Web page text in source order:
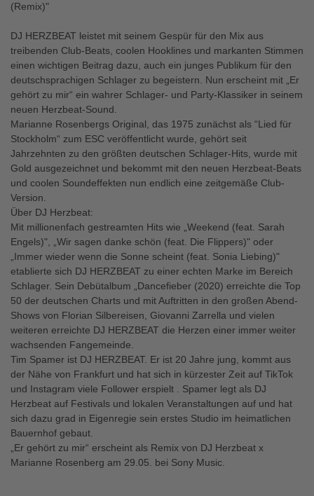
(Remix)"
DJ HERZBEAT leistet mit seinem Gespür für den Mix aus
treibenden Club-Beats, coolen Hooklines und markanten Stimmen
einen wichtigen Beitrag dazu, auch ein junges Publikum für den
deutschsprachigen Schlager zu begeistern. Nun erscheint mit „Er
gehört zu mir“ ein wahrer Schlager- und Party-Klassiker in seinem
neuen Herzbeat-Sound.
Marianne Rosenbergs Original, das 1975 zunächst als “Lied für
Stockholm“ zum ESC veröffentlicht wurde, gehört seit
Jahrzehnten zu den größten deutschen Schlager-Hits, wurde mit
Gold ausgezeichnet und bekommt mit den neuen Herzbeat-Beats
und coolen Soundeffekten nun endlich eine zeitgemäße Club-
Version.
Über DJ Herzbeat:
Mit millionenfach gestreamten Hits wie „Weekend (feat. Sarah
Engels)", „Wir sagen danke schön (feat. Die Flippers)" oder
„Immer wieder wenn die Sonne scheint (feat. Sonia Liebing)"
etablierte sich DJ HERZBEAT zu einer echten Marke im Bereich
Schlager. Sein Debütalbum „Dancefieber (2020) erreichte die Top
50 der deutschen Charts und mit Auftritten in den großen Abend-
Shows von Florian Silbereisen, Giovanni Zarrella und vielen
weiteren erreichte DJ HERZBEAT die Herzen einer immer weiter
wachsenden Fangemeinde.
Tim Spamer ist DJ HERZBEAT. Er ist 20 Jahre jung, kommt aus
der Nähe von Frankfurt und hat sich in kürzester Zeit auf TikTok
und Instagram viele Follower erspielt . Spamer legt als DJ
Herzbeat auf Festivals und lokalen Veranstaltungen auf und hat
sich dazu grad in Eigenregie sein erstes Studio im heimatlichen
Bauernhof gebaut.
„Er gehört zu mir“ erscheint als Remix von DJ Herzbeat x
Marianne Rosenberg am 29.05. bei Sony Music.